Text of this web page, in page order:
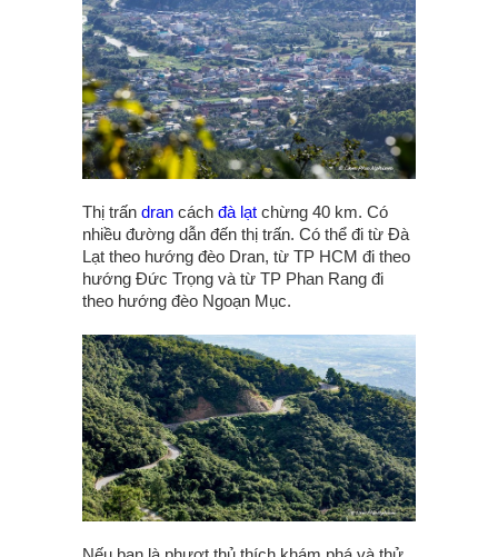
Thị trấn dran cách đà lạt chừng 40 km. Có
nhiều đường dẫn đến thị trấn. Có thể đi từ Đà
Lạt theo hướng đèo Dran, từ TP HCM đi theo
hướng Đức Trọng và từ TP Phan Rang đi
theo hướng đèo Ngoạn Mục.